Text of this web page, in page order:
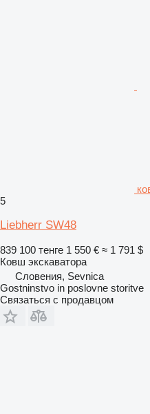
5
Liebherr SW48
839 100 тенге 1 550 € ≈ 1 791 $
Ковш экскаватора
Словения, Sevnica
Gostninstvo in poslovne storitve
Связаться с продавцом